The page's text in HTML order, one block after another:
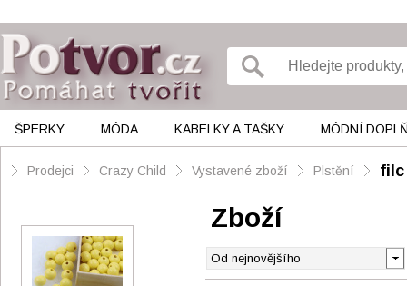
ŠPERKY MÓDA KABELKY A TAŠKY MÓDNÍ
Prodejci Crazy Child Vystavené zboží Plstění
Zboží